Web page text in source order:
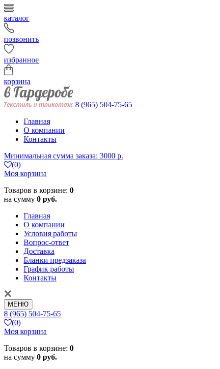
каталог
позвонить
избранное
корзина
8 (965) 504-75-65
Главная
О компании
Контакты
Минимальная сумма заказа: 3000 р.
(0)
Моя корзина
Товаров в корзине: 0
на сумму 0 руб.
Главная
О компании
Условия работы
Вопрос-ответ
Доставка
Бланки предзаказа
График работы
Контакты
МЕНЮ
8 (965) 504-75-65
(0)
Моя корзина
Товаров в корзине: 0
на сумму 0 руб.